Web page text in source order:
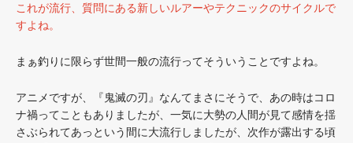
これが流行、質問にある新しいルアーやテクニックのサイクルで
すよね。
まぁ釣りに限らず世間一般の流行ってそういうことですよね。
アニメですが、『鬼滅の刃』なんてまさにそうで、あの時はコロ
ナ禍ってこともありましたが、一気に大勢の人間が見て感情を揺
さぶられてあっという間に大流行しましたが、次作が露出する頃